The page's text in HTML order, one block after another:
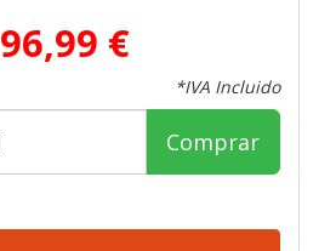
96,99 €
*IVA Incluido
Comprar